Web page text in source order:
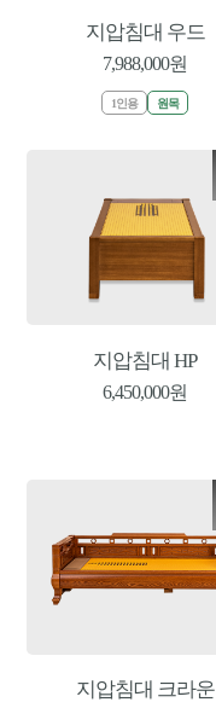
지압침대 우드
7,988,000원
1인용 원목
지압침대 HP
6,450,000원
지압침대 크라운